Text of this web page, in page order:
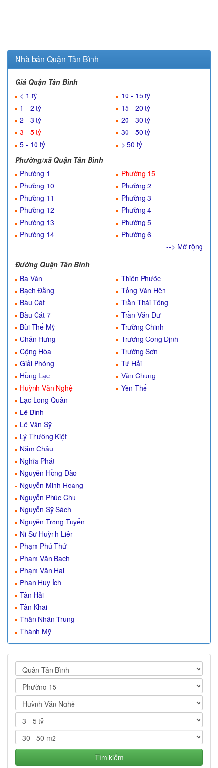
Nhà bán Quận Tân Bình
Giá Quận Tân Bình
< 1 tỷ
1 - 2 tỷ
2 - 3 tỷ
3 - 5 tỷ
5 - 10 tỷ
10 - 15 tỷ
15 - 20 tỷ
20 - 30 tỷ
30 - 50 tỷ
> 50 tỷ
Phường/xã Quận Tân Bình
Phường 1
Phường 10
Phường 11
Phường 12
Phường 13
Phường 14
Phường 15
Phường 2
Phường 3
Phường 4
Phường 5
Phường 6
--> Mở rộng
Đường Quận Tân Bình
Ba Vân
Bạch Đằng
Bàu Cát
Bàu Cát 7
Bùi Thế Mỹ
Chấn Hưng
Cộng Hòa
Giải Phóng
Hồng Lạc
Huỳnh Văn Nghệ
Lạc Long Quân
Lê Bình
Lê Văn Sỹ
Lý Thường Kiệt
Năm Châu
Nghĩa Phát
Nguyễn Hồng Đào
Nguyễn Minh Hoàng
Nguyễn Phúc Chu
Nguyễn Sỹ Sách
Nguyễn Trọng Tuyển
Ni Sư Huỳnh Liên
Phạm Phú Thứ
Phạm Văn Bạch
Phạm Văn Hai
Phan Huy Ích
Tân Hải
Tân Khai
Thân Nhân Trung
Thành Mỹ
Thiên Phước
Tống Văn Hên
Trần Thái Tông
Trần Văn Dư
Trường Chinh
Trương Công Định
Trường Sơn
Tứ Hải
Văn Chung
Yên Thế
Tìm kiếm